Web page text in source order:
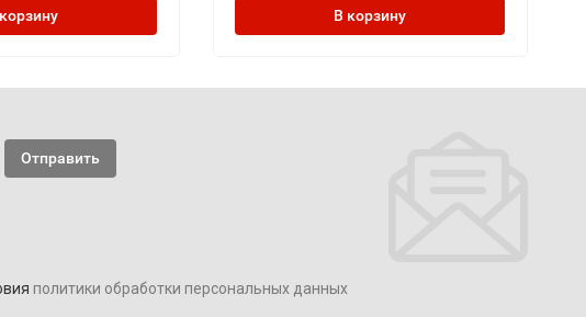
В корзину
политики обработки персональных данных